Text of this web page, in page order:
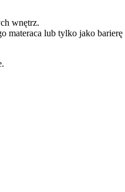
wnętrz.
materaca lub tylko jako